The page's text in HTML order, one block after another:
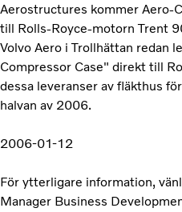
Aerostructures kommer Aero-
till Rolls-Royce-motorn Trent
Volvo Aero i Trollhättan redan
Compressor Case" direkt till
dessa leveranser av fläkthus
halvan av 2006.
2006-01-12
För ytterligare information,
Manager Business